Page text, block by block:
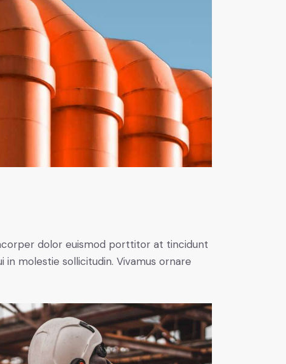
dolor euismod porttitor at tincidunt
molestie sollicitudin. Vivamus ornare